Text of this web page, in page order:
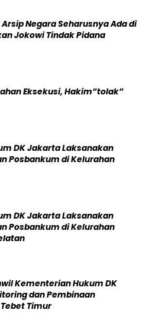
Negara Seharusnya Ada di
Jokowi Tindak Pidana
Eksekusi, Hakim”tolak”
DK Jakarta Laksanakan
Posbankum di Kelurahan
DK Jakarta Laksanakan
Posbankum di Kelurahan
Kementerian Hukum DK
dan Pembinaan
Timur